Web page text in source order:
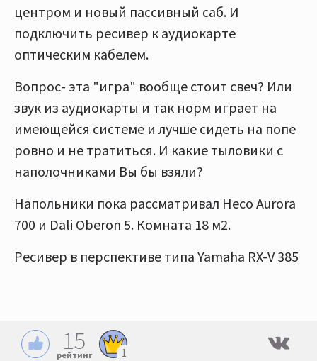
центром и новый пассивный саб. И
подключить ресивер к аудиокарте
оптическим кабелем.
Вопрос- эта "игра" вообще стоит свеч? Или
звук из аудиокарты и так норм играет на
имеющейся системе и лучше сидеть на попе
ровно и не тратиться. И какие тыловики с
наполочниками Вы бы взяли?
Напольники пока рассматривал Heco Aurora
700 и Dali Oberon 5. Комната 18 м2.
Ресивер в перспективе типа Yamaha RX-V 385
15
рейтинг 1